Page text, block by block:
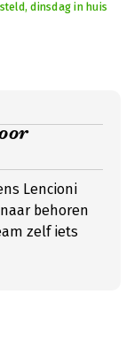
dinsdag in huis
Lencioni
behoren
zelf iets